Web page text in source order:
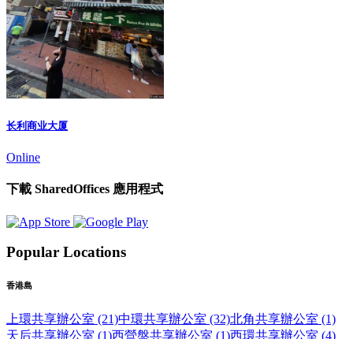
长利商业大厦
Online
下載 SharedOffices 應用程式
Popular Locations
香港島
上環共享辦公室 (21)中環共享辦公室 (32)北角共享辦公室 (1)
天后共享辦公室 (1)西營盤共享辦公室 (1)西環共享辦公室 (4)